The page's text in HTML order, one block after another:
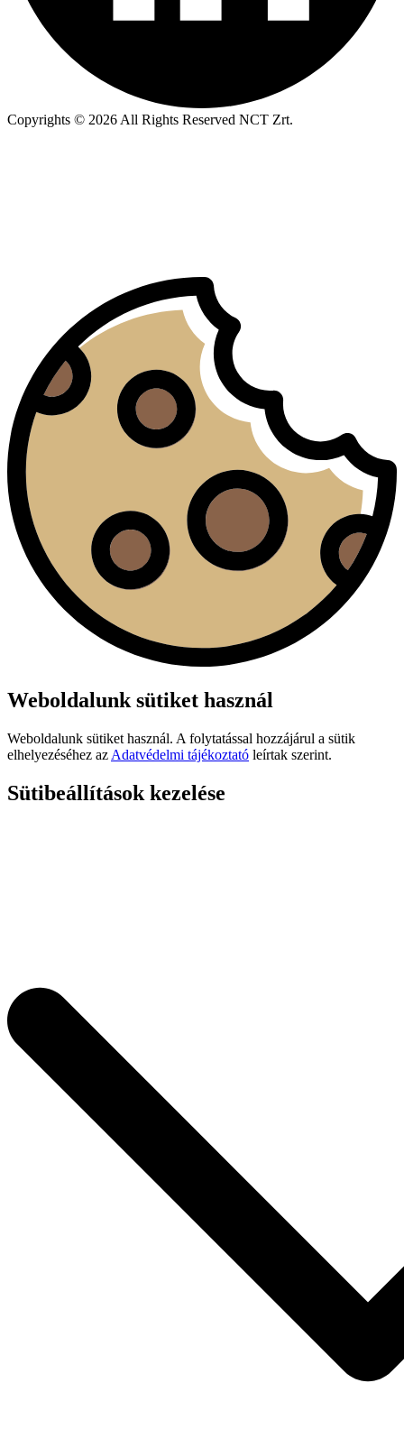
Copyrights © 2026 All Rights Reserved NCT Zrt.
Weboldalunk sütiket használ
Weboldalunk sütiket használ. A folytatással hozzájárul a sütik
elhelyezéséhez az Adatvédelmi tájékoztató leírtak szerint.
Sütibeállítások kezelése